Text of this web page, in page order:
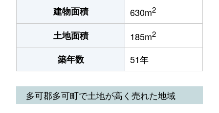
建物面積 630m2
土地面積 185m2
築年数 51年
多可郡多可町で土地が高く売れた地域